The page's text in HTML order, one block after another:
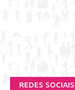
REDES SOCIAIS